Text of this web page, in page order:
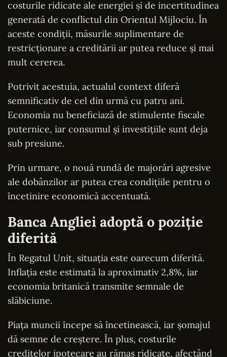
costurile ridicate ale energiei și de incertitudinea
generată de conflictul din Orientul Mijlociu. În
aceste condiții, măsurile suplimentare de
restricționare a creditării ar putea reduce și mai
mult cererea.
Potrivit acestuia, actualul context diferă
semnificativ de cel din urmă cu patru ani.
Economia nu beneficiază de stimulente fiscale
puternice, iar consumul și investițiile sunt deja
sub presiune.
Prin urmare, o nouă rundă de majorări agresive
ale dobânzilor ar putea crea condițiile pentru o
încetinire economică accentuată.
Banca Angliei adoptă o poziție
diferită
În Regatul Unit, situația este oarecum diferită.
Inflația este estimată la aproximativ 2,8%, iar
economia britanică transmite semnale de
slăbiciune.
Piața muncii începe să încetinească, iar șomajul
dă semne de creștere. În plus, costurile
creditelor ipotecare au rămas ridicate, afectând